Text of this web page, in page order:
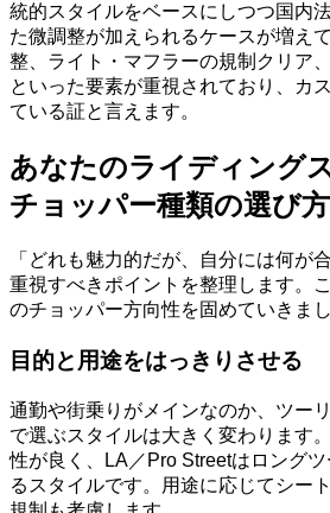
統的スタイルをベースにしつつ国内
た微調整が加えられるケースが増え
整、ライト・マフラーの規制クリア
といった要素が重視されており、カ
ている証と言えます。
あなたのライディング
チョッパー種類の選び方
「どれも魅力的だが、自分には何が
重視すべきポイントを整理します。
のチョッパー方向性を固めていきまし
目的と用途をはっきりさせる
通勤や街乗りがメインなのか、ツー
で選ぶスタイルは大きく変わります
性が良く、LA／Pro Streetはロング
るスタイルです。用途に応じてシー